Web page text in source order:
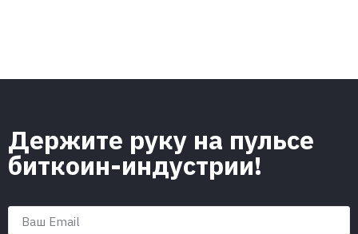
Держите руку на пульсе
биткоин-индустрии!